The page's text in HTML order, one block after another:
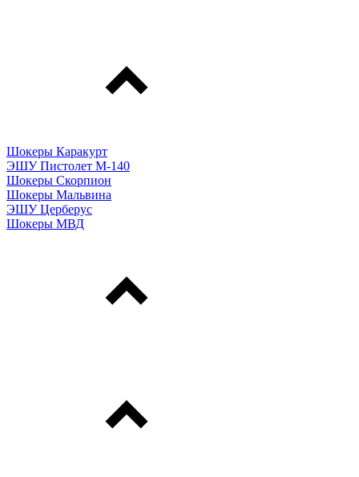
Шокеры Каракурт
ЭШУ Пистолет М-140
Шокеры Скорпион
Шокеры Мальвина
ЭШУ Церберус
Шокеры МВД